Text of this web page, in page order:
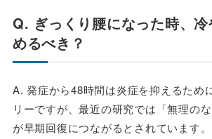
Q. ぎっくり腰になった時、
めるべき？
A. 発症から48時間は炎症を抑えるため
リーですが、最近の研究では「無理の
が早期回復につながるとされています。